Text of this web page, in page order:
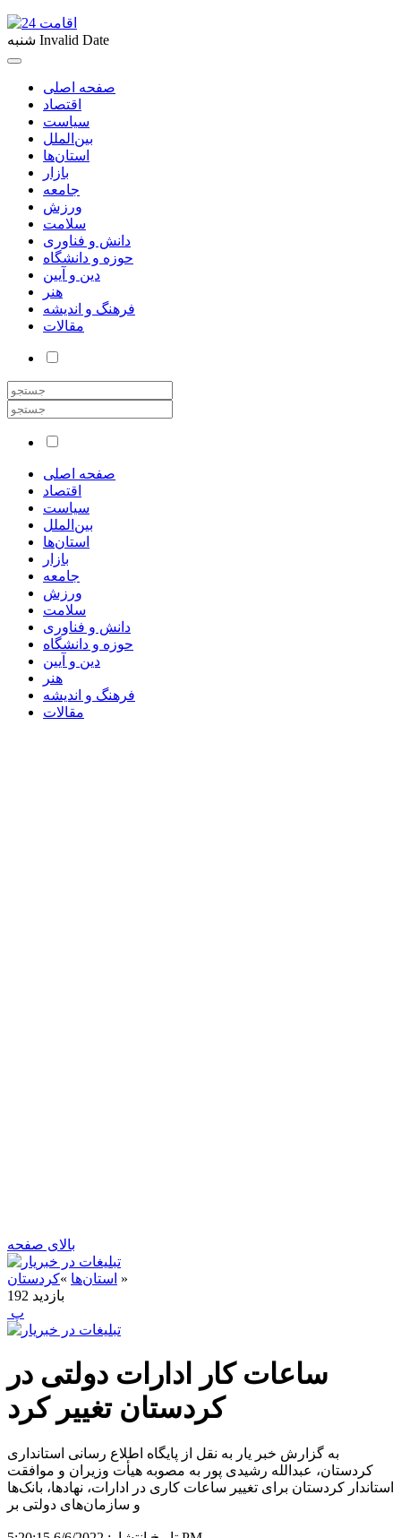
شنبه Invalid Date
صفحه اصلی
اقتصاد
سیاست
بین‌الملل
استان‌ها
بازار
جامعه
ورزش
سلامت
دانش و فناوری
حوزه و دانشگاه
دین و آیین
هنر
فرهنگ و اندیشه
مقالات
صفحه اصلی
اقتصاد
سیاست
بین‌الملل
استان‌ها
بازار
جامعه
ورزش
سلامت
دانش و فناوری
حوزه و دانشگاه
دین و آیین
هنر
فرهنگ و اندیشه
مقالات
بالای صفحه
استان‌ها »کردستان
»
192 بازدید
‍ پ
ساعات کار ادارات دولتی در
کردستان تغییر کرد
به گزارش خبر یار به نقل از پایگاه اطلاع رسانی استانداری
کردستان، عبدالله رشیدی پور به مصوبه هیأت وزیران و موافقت
استاندار کردستان برای تغییر ساعات کاری در ادارات، نهادها، بانک‌ها
و سازمان‌های دولتی بر